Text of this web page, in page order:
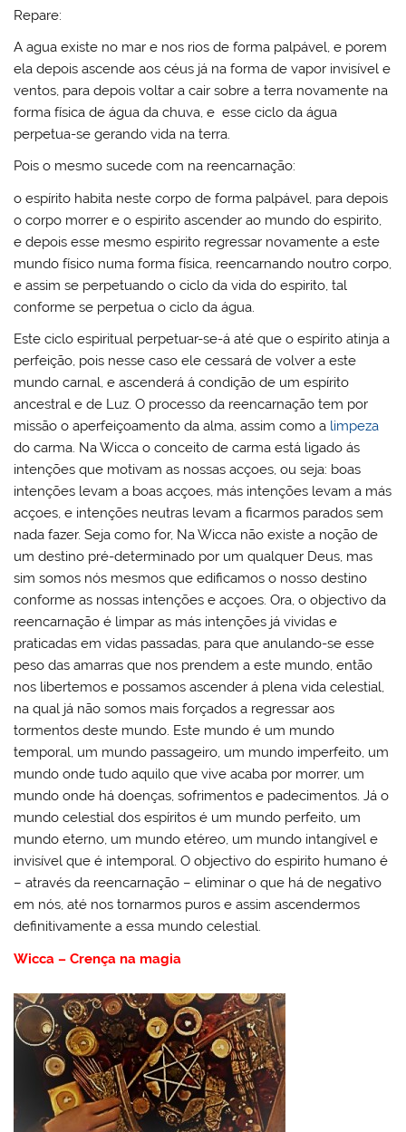
Repare:
A agua existe no mar e nos rios de forma palpável, e porem
ela depois ascende aos céus já na forma de vapor invisível e
ventos, para depois voltar a cair sobre a terra novamente na
forma física de água da chuva, e esse ciclo da água
perpetua-se gerando vida na terra.
Pois o mesmo sucede com na reencarnação:
o espírito habita neste corpo de forma palpável, para depois
o corpo morrer e o espirito ascender ao mundo do espirito,
e depois esse mesmo espirito regressar novamente a este
mundo físico numa forma física, reencarnando noutro corpo,
e assim se perpetuando o ciclo da vida do espirito, tal
conforme se perpetua o ciclo da água.
Este ciclo espiritual perpetuar-se-á até que o espírito atinja a
perfeição, pois nesse caso ele cessará de volver a este
mundo carnal, e ascenderá á condição de um espírito
ancestral e de Luz. O processo da reencarnação tem por
missão o aperfeiçoamento da alma, assim como a limpeza
do carma. Na Wicca o conceito de carma está ligado ás
intenções que motivam as nossas acçoes, ou seja: boas
intenções levam a boas acçoes, más intenções levam a más
acçoes, e intenções neutras levam a ficarmos parados sem
nada fazer. Seja como for, Na Wicca não existe a noção de
um destino pré-determinado por um qualquer Deus, mas
sim somos nós mesmos que edificamos o nosso destino
conforme as nossas intenções e acçoes. Ora, o objectivo da
reencarnação é limpar as más intenções já vividas e
praticadas em vidas passadas, para que anulando-se esse
peso das amarras que nos prendem a este mundo, então
nos libertemos e possamos ascender á plena vida celestial,
na qual já não somos mais forçados a regressar aos
tormentos deste mundo. Este mundo é um mundo
temporal, um mundo passageiro, um mundo imperfeito, um
mundo onde tudo aquilo que vive acaba por morrer, um
mundo onde há doenças, sofrimentos e padecimentos. Já o
mundo celestial dos espíritos é um mundo perfeito, um
mundo eterno, um mundo etéreo, um mundo intangível e
invisível que é intemporal. O objectivo do espirito humano é
– através da reencarnação – eliminar o que há de negativo
em nós, até nos tornarmos puros e assim ascendermos
definitivamente a essa mundo celestial.
Wicca – Crença na magia